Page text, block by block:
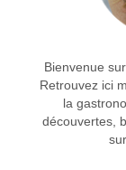
Bienvenue
Retrouvez ici
la
découvertes,